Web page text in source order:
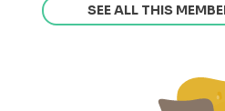
SEE ALL THIS